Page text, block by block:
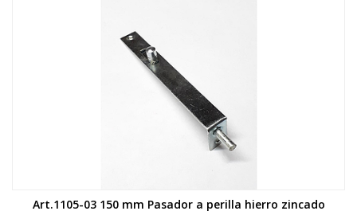
Art.1105-03 150 mm Pasador a perilla hierro zincado